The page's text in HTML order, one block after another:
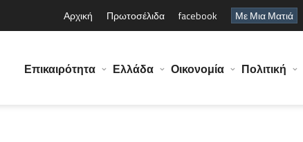
Αρχική Πρωτοσέλιδα facebook Με Μια Ματιά
Επικαιρότητα Ελλάδα Οικονομία Πολιτική